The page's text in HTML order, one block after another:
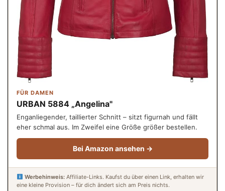
FÜR DAMEN
URBAN 5884 „Angelina"
Enganliegender, taillierter Schnitt – sitzt figurnah und fällt
eher schmal aus. Im Zweifel eine Größe größer bestellen.
Bei Amazon ansehen →
Werbehinweis:Affiliate-Links. Kaufst du über einen Link, erhalten wir
eine kleine Provision – für dich ändert sich am Preis nichts.